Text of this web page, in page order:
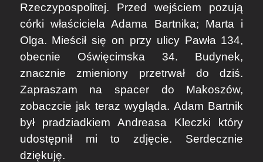
Rzeczypospolitej. Przed wejściem pozują
córki właściciela Adama Bartnika; Marta i
Olga. Mieścił się on przy ulicy Pawła 134,
obecnie Oświęcimska 34. Budynek,
znacznie zmieniony przetrwał do dziś.
Zapraszam na spacer do Makoszów,
zobaczcie jak teraz wygląda. Adam Bartnik
był pradziadkiem Andreasa Kleczki który
udostępnił mi to zdjęcie. Serdecznie
dziękuję.